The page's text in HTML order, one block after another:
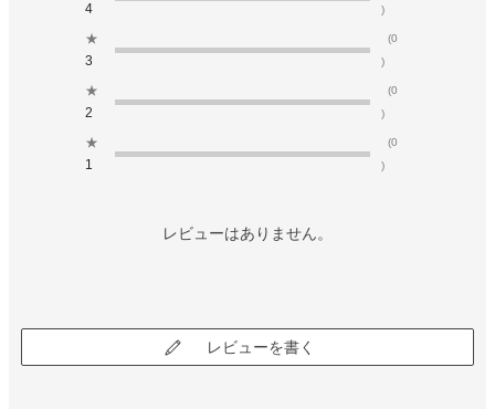
4
)
★
3
(0
)
★
2
(0
)
★
1
(0
)
レビューはありません。
レビューを書く